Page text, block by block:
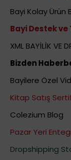
Bayi Kolay Ürün
Bayi Destek
XML BAYİLİK VE
Bizden
Bayilere Özel
Kitap Satış
Colezium Blog
Pazar Yeri
Dropshipping